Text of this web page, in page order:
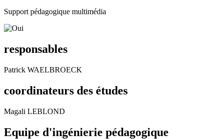
Support pédagogique multimédia
responsables
Patrick WAELBROECK
coordinateurs des études
Magali LEBLOND
Equipe d'ingénierie pédagogique